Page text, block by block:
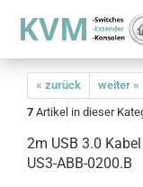
« zurück weiter »
7 Artikel in dieser
2m USB 3.0
US3-ABB-0200.B